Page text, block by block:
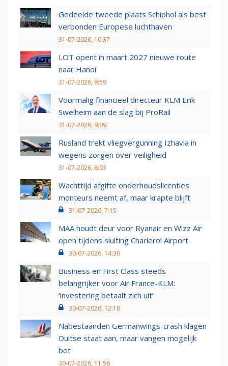
Gedeelde tweede plaats Schiphol als best
verbonden Europese luchthaven
31-07-2026, 10:37
LOT opent in maart 2027 nieuwe route
naar Hanoi
31-07-2026, 9:59
Voormalig financieel directeur KLM Erik
Swelheim aan de slag bij ProRail
31-07-2026, 9:09
Rusland trekt vliegvergunning Izhavia in
wegens zorgen over veiligheid
31-07-2026, 8:03
Wachttijd afgifte onderhoudslicenties
monteurs neemt af, maar krapte blijft
31-07-2026, 7:15
MAA houdt deur voor Ryanair en Wizz Air
open tijdens sluiting Charleroi Airport
30-07-2026, 14:30
Business en First Class steeds
belangrijker voor Air France-KLM:
‘investering betaalt zich uit’
30-07-2026, 12:10
Nabestaanden Germanwings-crash klagen
Duitse staat aan, maar vangen mogelijk
bot
30-07-2026, 11:58